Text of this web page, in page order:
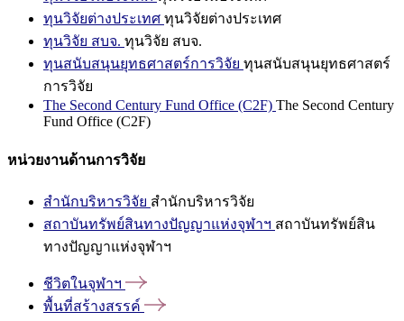
ทุนวิจัยต่างประเทศ ทุนวิจัยต่างประเทศ
ทุนวิจัย สบจ. ทุนวิจัย สบจ.
ทุนสนับสนุนยุทธศาสตร์การวิจัย ทุนสนับสนุนยุทธศาสตร์
การวิจัย
The Second Century Fund Office (C2F) The Second Century
Fund Office (C2F)
หน่วยงานด้านการวิจัย
สำนักบริหารวิจัย สำนักบริหารวิจัย
สถาบันทรัพย์สินทางปัญญาแห่งจุฬาฯ สถาบันทรัพย์สิน
ทางปัญญาแห่งจุฬาฯ
ชีวิตในจุฬาฯ
พื้นที่สร้างสรรค์